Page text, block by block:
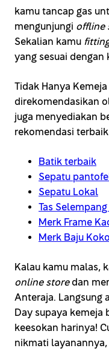
kamu tancap gas
mengunjungi offline
Sekalian kamu
yang sesuai dengan
Tidak Hanya
direkomendasikan
juga menyediakan
rekomendasi
Batik terbaik
Sepatu
Sepatu Lokal
Tas
Merk Frame
Merk Baju Koko
Kalau kamu malas,
online storedan
Anteraja. Langsung
Day supaya kemeja
keesokan harinya!
nikmati